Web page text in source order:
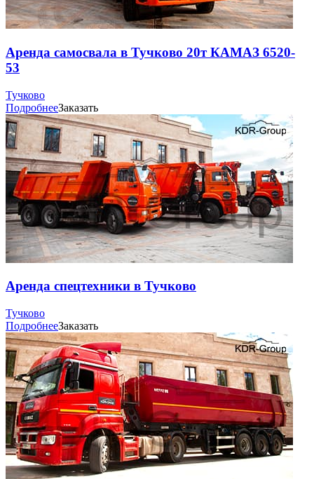
Аренда самосвала в Тучково 20т КАМАЗ 6520-
53
Тучково
ПодробнееЗаказать
Аренда спецтехники в Тучково
Тучково
ПодробнееЗаказать